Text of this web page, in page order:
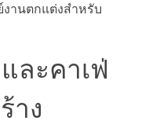
านตกแต่งสำหรับ
ละคาเฟ่
าง